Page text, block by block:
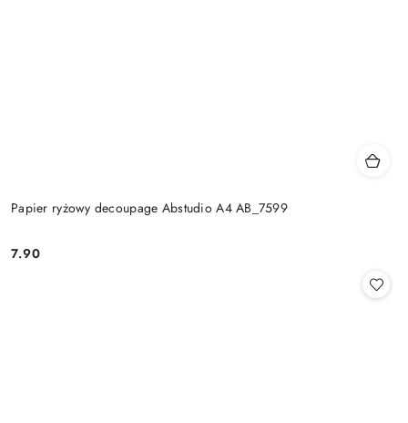
Papier ryżowy decoupage Abstudio A4 AB_7599
Cena:
7.90